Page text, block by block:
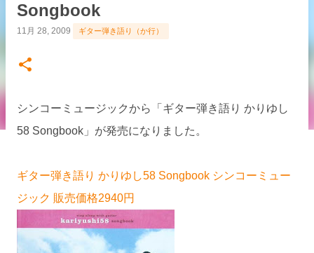
Songbook
11月 28, 2009 ギター弾き語り（か行）
シンコーミュージックから「ギター弾き語り かりゆし
58 Songbook」が発売になりました。
ギター弾き語り かりゆし58 Songbook シンコーミュー
ジック 販売価格2940円